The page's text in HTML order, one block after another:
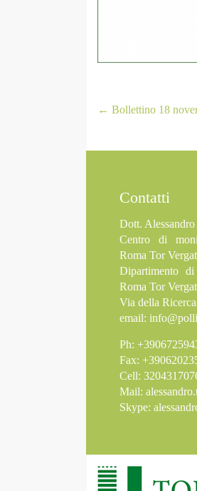
← Bollettino 18
Contatti
Dott.
Centro di
Roma Tor
Dipartimento
Roma Tor
Via della
email:
Ph:
Fax:
Cell:
Mail:
Skype: